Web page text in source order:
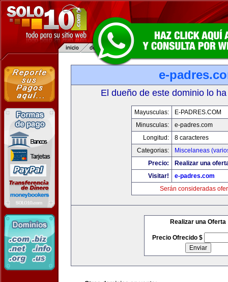
e-
El dueño de este dominio lo
Mayusculas:
E-PADRES.COM
Minusculas:
e-padres.com
Longitud:
8 caracteres
Categorias:
Miscelaneas
Precio:
Realizar una
Visitar!
e-padres.com
Serán consideradas
Realizar una Oferta
Precio Ofrecido $